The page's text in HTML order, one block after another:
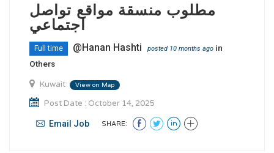
مطلوب منسقة مواقع تواصل
اجتماعي
Full time @Hanan Hashti posted 10 months ago in
Others
Kuwait View on Map
Post Date : October 14, 2025
Email Job SHARE: